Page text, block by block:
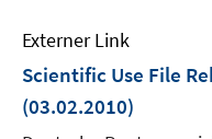
Externer Link
Scientific Use File
(03.02.2010)